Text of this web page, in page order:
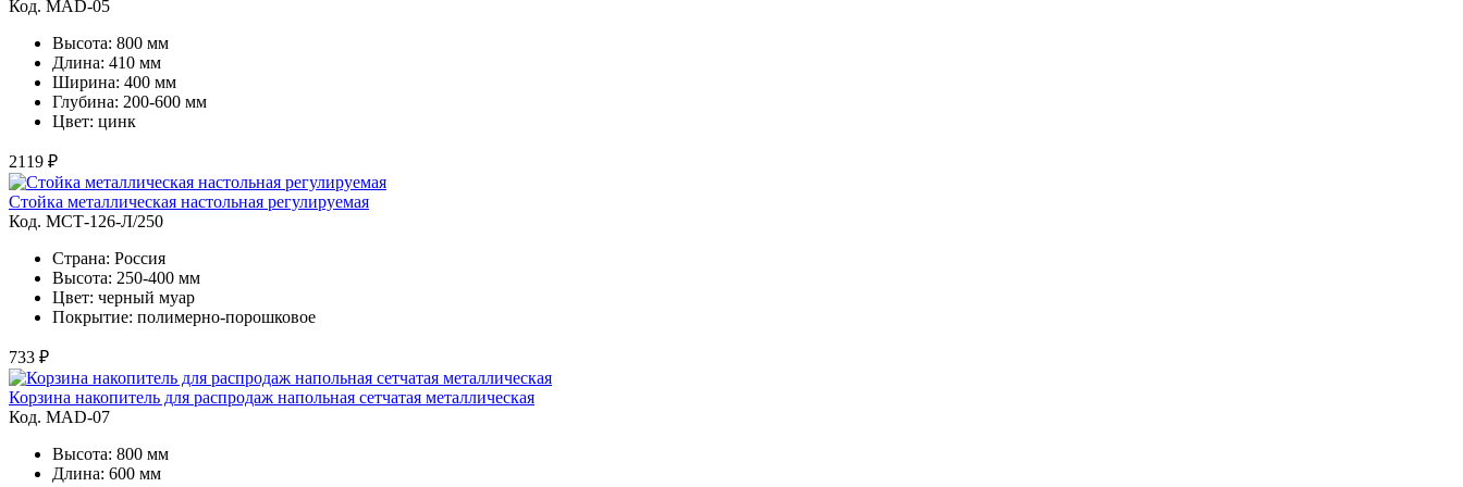
Код. MAD-05
Высота: 800 мм
Длина: 410 мм
Ширина: 400 мм
Глубина: 200-600 мм
Цвет: цинк
2119 ₽
Стойка металлическая настольная регулируемая
Код. MСТ-126-Л/250
Страна: Россия
Высота: 250-400 мм
Цвет: черный муар
Покрытие: полимерно-порошковое
733 ₽
Корзина накопитель для распродаж напольная сетчатая металлическая
Код. MAD-07
Высота: 800 мм
Длина: 600 мм